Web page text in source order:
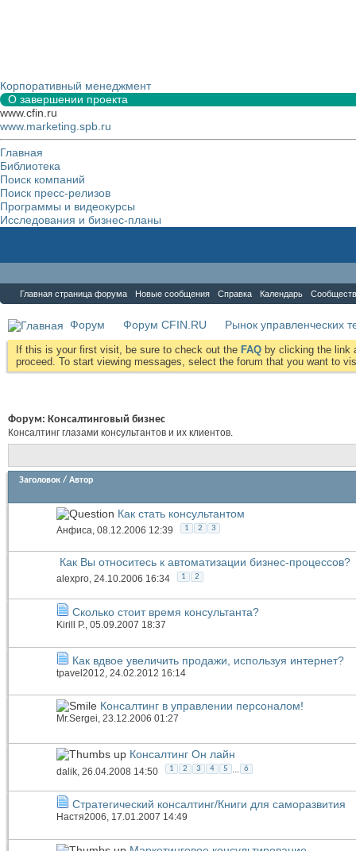
Корпоративный менеджмент
О завершении проекта
www.cfin.ru
www.marketing.spb.ru
Главная
Библиотека
Поиск компаний
Поиск пресс-релизов
Программы и видеокурсы
Исследования и бизнес-планы
Главная страница форума Новые сообщения Справка Календарь
Форум Форум CFIN.RU Рынок управленческих
If this is your first visit, be sure to check out the FAQ by clicking the link
proceed. To start viewing messages, select the forum that you want to
Форум: Консалтинговый бизнес
Консалтинг глазами консультантов и их клиентов.
Заголовок / Автор
Как стать консультантом
Анфиса, 08.12.2006 12:39 1 2 3
Как Вы относитесь к автоматизации бизнес-процессов?
alexpro, 24.10.2006 16:34 1 2
Сколько стоит время консультанта?
Kirill P., 05.09.2007 18:37
Как вдвое увеличить продажи, используя интернет?
tpavel2012 , 24.02.2012 16:14
Консалтинг в управлении персоналом!
Mr.Sergei, 23.12.2006 01:27
Консалтинг Он лайн
dalik , 26.04.2008 14:50 1 2 3 4 5 6
Стратегический консалтинг/Книги для саморазвития
Настя2006, 17.01.2007 14:49